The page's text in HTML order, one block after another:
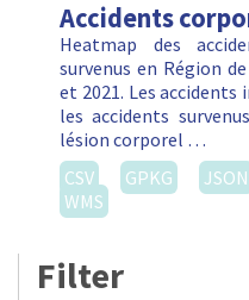
Accidents
Heatmap des
survenus en Région
et 2021. Les
les accidents
lésion corporel …
CSV
GPKG JSON
WMS
Filter